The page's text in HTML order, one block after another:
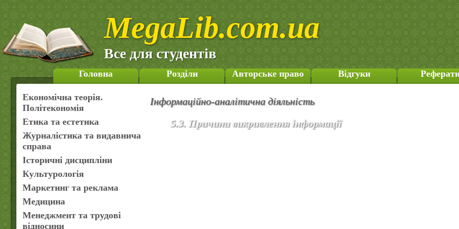
MegaLib.com.ua
Все для студентів
Головна Розділи Авторське право Відгуки
Економічна теорія.
Політекономія
Етика та естетика
Журналістика та видавнича
справа
Історичні дисципліни
Культурологія
Маркетинг та реклама
Медицина
Менеджмент та трудові
відносини
Інформаційно-аналітична діяльність
5.3. Причини викривлення інформації